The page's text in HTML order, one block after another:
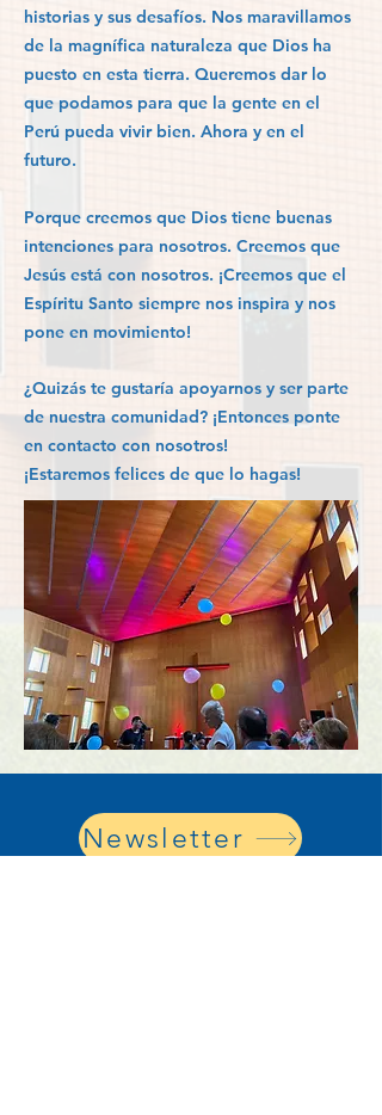
historias y sus desafíos. Nos maravillamos
de la magnífica naturaleza que Dios ha
puesto en esta tierra. Queremos dar lo
que podamos para que la gente en el
Perú pueda vivir bien. Ahora y en el
futuro.
Porque creemos que Dios tiene buenas
intenciones para nosotros. Creemos que
Jesús está con nosotros. ¡Creemos que el
Espíritu Santo siempre nos inspira y nos
pone en movimiento!
¿Quizás te gustaría apoyarnos y ser parte
de nuestra comunidad? ¡Entonces ponte
en contacto con nosotros!
¡Estaremos felices de que lo hagas!
Newsletter